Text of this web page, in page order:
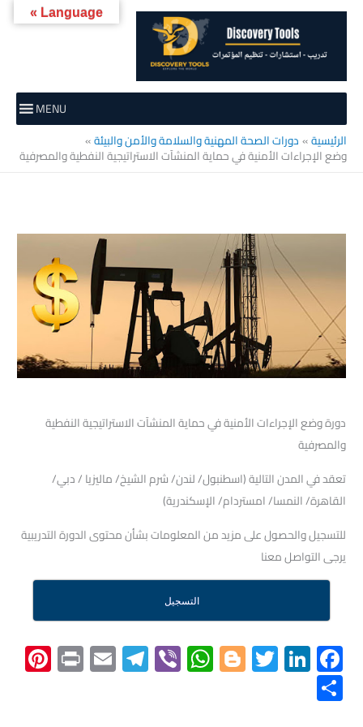
MENU
الرئيسية
دورات الصحة المهنية والسلامة والأمن والبيئة
وضع الإجراءات الأمنية في حماية المنشآت الاستراتيجية النفطية والمصرفية
دورة وضع الإجراءات الأمنية في حماية المنشآت الاستراتيجية النفطية
والمصرفية
تعقد في المدن التالية (اسطنبول/ لندن/ شرم الشيخ/ ماليزيا / دبي/
القاهرة/ النمسا/ امستردام/ الإسكندرية)
للتسجيل والحصول على مزيد من المعلومات بشأن محتوى الدورة التدريبية
يرجى التواصل معنا
التسجيل
F
ac
e
Li
nk
T
wi
Bl
o
W
h
Vi
b
Te
le
E
m
Pr
in
Pi
nt S
h
Language »